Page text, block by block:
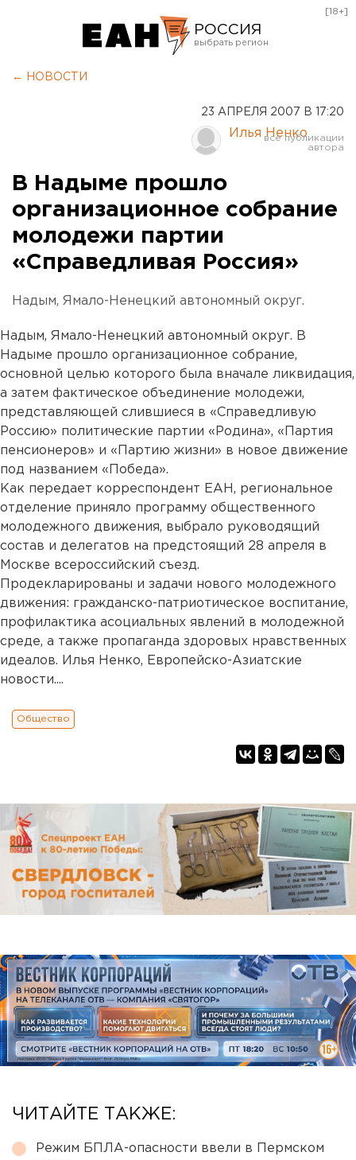
РОССИЯ
Курган
Оренбург
[18+]
← НОВОСТИ
23 АПРЕЛЯ 2007 В 17:20
Илья Ненко
В Надыме прошло
организационное собрание
молодежи партии
«Справедливая Россия»
Надым, Ямало-Ненецкий автономный округ.
Надым, Ямало-Ненецкий автономный округ. В
Надыме прошло организационное собрание,
основной целью которого была вначале ликвидация,
а затем фактическое объединение молодежи,
представляющей слившиеся в «Справедливую
Россию» политические партии «Родина», «Партия
пенсионеров» и «Партию жизни» в новое движение
под названием «Победа».
Как передает корреспондент ЕАН, региональное
отделение приняло программу общественного
молодежного движения, выбрало руководящий
состав и делегатов на предстоящий 28 апреля в
Москве всероссийский съезд.
Продекларированы и задачи нового молодежного
движения: гражданско-патриотическое воспитание,
профилактика асоциальных явлений в молодежной
среде, а также пропаганда здоровых нравственных
идеалов. Илья Ненко, Европейско-Азиатские
новости....
Общество
ЧИТАЙТЕ ТАКЖЕ:
Режим БПЛА-опасности ввели в Пермском